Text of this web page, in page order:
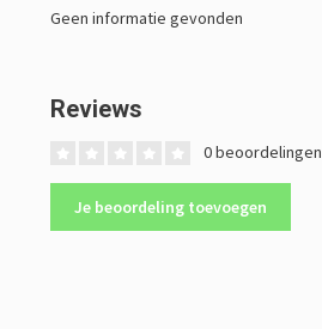
Geen informatie gevonden
Reviews
0 beoordelingen
Je beoordeling toevoegen